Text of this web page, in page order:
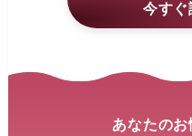
今すぐ
あなたのお